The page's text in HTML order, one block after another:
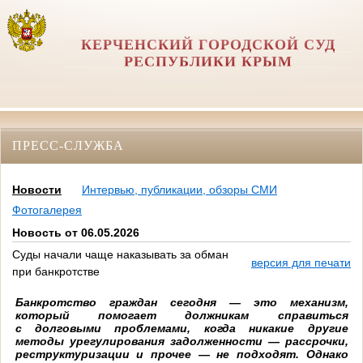
КЕРЧЕНСКИЙ ГОРОДСКОЙ СУД
РЕСПУБЛИКИ КРЫМ
ПРЕСС-СЛУЖБА
Новости
Интервью, публикации, обзоры СМИ
Фотогалерея
Новость от 06.05.2026
Суды начали чаще наказывать за обман
при банкротстве
версия для печати
Банкротство граждан сегодня — это механизм,
который помогает должникам справиться
с долговыми проблемами, когда никакие другие
методы урегулирования задолженности — рассрочки,
реструктуризации и прочее — не подходят. Однако